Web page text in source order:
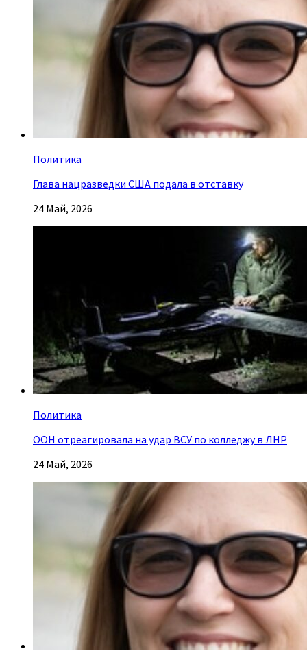
Политика
Глава нацразведки США подала в отставку
24 Май, 2026
Политика
ООН отреагировала на удар ВСУ по колледжу в ЛНР
24 Май, 2026